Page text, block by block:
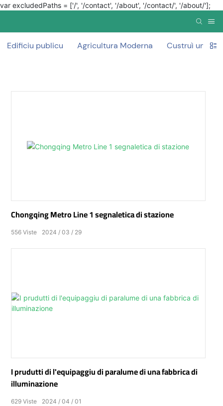
var excludedPaths = ['/', '/contact', '/about', '/contact/', '/about/'];
Edificiu publicu Agricultura Moderna Custruì un
Chongqing Metro Line 1 segnaletica di stazione
2024 03 29
556 Viste
I prudutti di l'equipaggiu di paralume di una fabbrica di
illuminazione
2024 04 01
629 Viste